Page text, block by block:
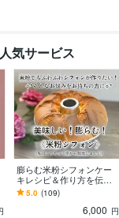
気サービス
膨らむ米粉シフォンケー
キレシピ＆作り方を伝授
します 『米粉だとうまく
焼けない！膨らまな
い！』お悩みの方におす
5.0 (109)
6,000 円